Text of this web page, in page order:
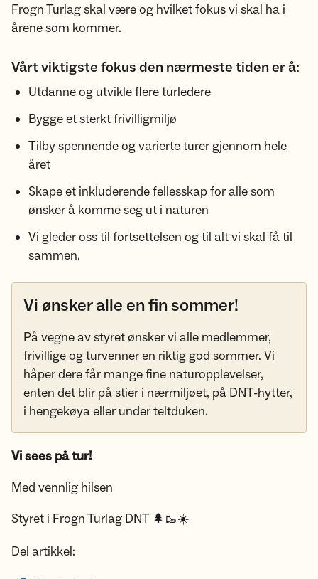
Frogn Turlag skal være og hvilket fokus vi skal ha i
årene som kommer.
Vårt viktigste fokus den nærmeste tiden er å:
Utdanne og utvikle flere turledere
Bygge et sterkt frivilligmiljø
Tilby spennende og varierte turer gjennom hele
året
Skape et inkluderende fellesskap for alle som
ønsker å komme seg ut i naturen
Vi gleder oss til fortsettelsen og til alt vi skal få til
sammen.
Vi ønsker alle en fin sommer!
På vegne av styret ønsker vi alle medlemmer,
frivillige og turvenner en riktig god sommer. Vi
håper dere får mange fine naturopplevelser,
enten det blir på stier i nærmiljøet, på DNT-hytter,
i hengekøya eller under teltduken.
Vi sees på tur!
Med vennlig hilsen
Styret i Frogn Turlag DNT 🌲🥾☀️
Del artikkel: